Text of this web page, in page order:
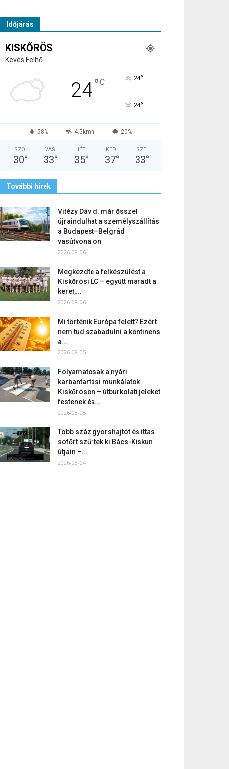
Időjárás
KISKŐRÖS
Kevés Felhő
24°C 24°
24°
58% 4.5kmh 20%
SZO
30°
VAS
33°
HÉT
35°
KED
37°
SZE
33°
További hírek
Vitézy Dávid: már ősszel
újraindulhat a személyszállítás
a Budapest–Belgrád
vasútvonalon
2026-08-06
Megkezdte a felkészülést a
Kiskőrösi LC – együtt maradt a
keret,...
2026-08-06
Mi történik Európa felett? Ezért
nem tud szabadulni a kontinens
a...
2026-08-05
Folyamatosak a nyári
karbantartási munkálatok
Kiskőrösön – útburkolati jeleket
festenek és...
2026-08-05
Több száz gyorshajtót és ittas
sofőrt szűrtek ki Bács-Kiskun
útjain –...
2026-08-04